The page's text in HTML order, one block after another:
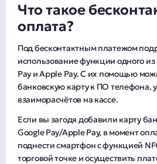
Что такое
оплата?
Под бесконтактным платежом
использование функции одного из
Pay и Apple Pay. С их помощью
банковскую карту к ПО телефона,
взаиморасчётов на кассе.
Если вы загодя добавили карту
Google Pay/Apple Pay, в момент
поднести смартфон с функцией
торговой точке и осуществить